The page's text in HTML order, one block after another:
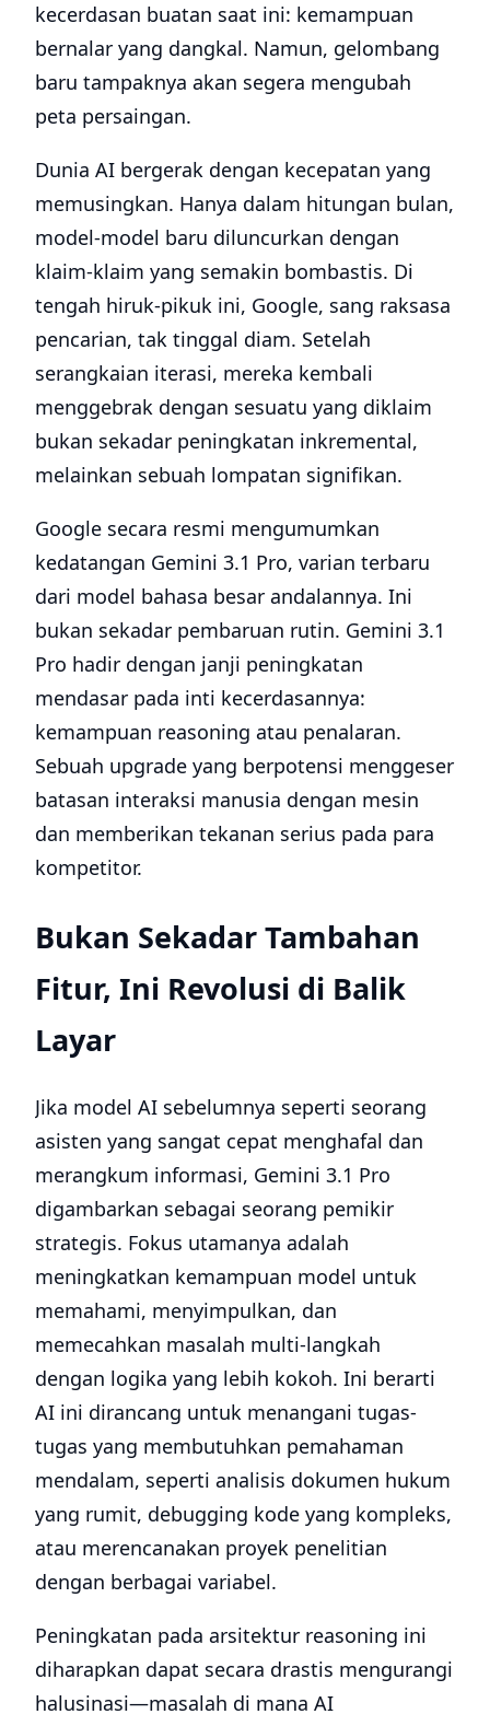
kecerdasan buatan saat ini: kemampuan
bernalar yang dangkal. Namun, gelombang
baru tampaknya akan segera mengubah
peta persaingan.
Dunia AI bergerak dengan kecepatan yang
memusingkan. Hanya dalam hitungan bulan,
model-model baru diluncurkan dengan
klaim-klaim yang semakin bombastis. Di
tengah hiruk-pikuk ini, Google, sang raksasa
pencarian, tak tinggal diam. Setelah
serangkaian iterasi, mereka kembali
menggebrak dengan sesuatu yang diklaim
bukan sekadar peningkatan inkremental,
melainkan sebuah lompatan signifikan.
Google secara resmi mengumumkan
kedatangan Gemini 3.1 Pro, varian terbaru
dari model bahasa besar andalannya. Ini
bukan sekadar pembaruan rutin. Gemini 3.1
Pro hadir dengan janji peningkatan
mendasar pada inti kecerdasannya:
kemampuan reasoning atau penalaran.
Sebuah upgrade yang berpotensi menggeser
batasan interaksi manusia dengan mesin
dan memberikan tekanan serius pada para
kompetitor.
Bukan Sekadar Tambahan
Fitur, Ini Revolusi di Balik
Layar
Jika model AI sebelumnya seperti seorang
asisten yang sangat cepat menghafal dan
merangkum informasi, Gemini 3.1 Pro
digambarkan sebagai seorang pemikir
strategis. Fokus utamanya adalah
meningkatkan kemampuan model untuk
memahami, menyimpulkan, dan
memecahkan masalah multi-langkah
dengan logika yang lebih kokoh. Ini berarti
AI ini dirancang untuk menangani tugas-
tugas yang membutuhkan pemahaman
mendalam, seperti analisis dokumen hukum
yang rumit, debugging kode yang kompleks,
atau merencanakan proyek penelitian
dengan berbagai variabel.
Peningkatan pada arsitektur reasoning ini
diharapkan dapat secara drastis mengurangi
halusinasi—masalah di mana AI